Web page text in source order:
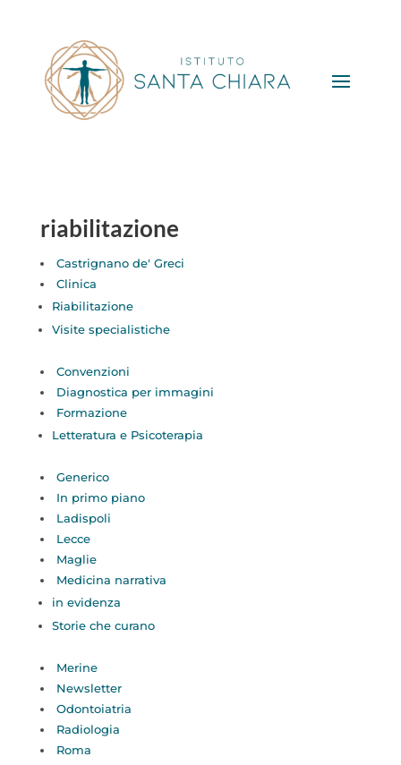
riabilitazione
Castrignano de' Greci
Clinica
Riabilitazione
Visite specialistiche
Convenzioni
Diagnostica per immagini
Formazione
Letteratura e Psicoterapia
Generico
In primo piano
Ladispoli
Lecce
Maglie
Medicina narrativa
in evidenza
Storie che curano
Merine
Newsletter
Odontoiatria
Radiologia
Roma